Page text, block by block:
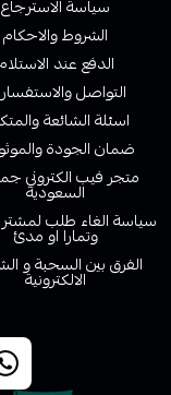
سياسة الاسترجاع
الشروط والاحكام
الدفع عند
التواصل
اسئلة الشائعة
ضمان الجودة
متجر فيب الكتروني
السعودية
سياسة الغاء طلب
وتمارا او مدئ
الفرق بين السحبة و
الالكترونية